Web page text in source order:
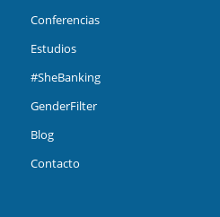
Conferencias
Estudios
#SheBanking
GenderFilter
Blog
Contacto